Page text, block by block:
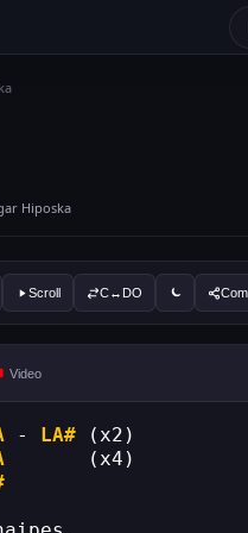
Hiposka
Scroll C↔DO
Video
- LA# (x2)
(x4)